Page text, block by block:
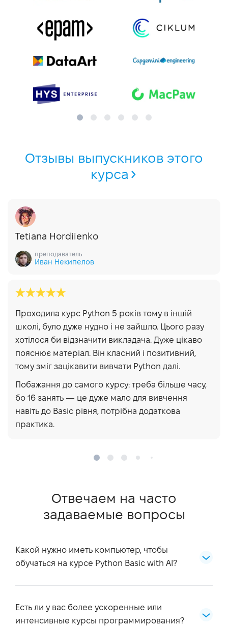
Отзывы выпускников этого
курса
Tetiana Hordiienko
преподаватель
Иван Некипелов
Проходила курс Python 5 років тому в іншій
школі, було дуже нудно і не зайшло. Цього разу
хотілося би відзначити викладача. Дуже цікаво
пояснює матеріал. Він класний і позитивний,
тому зміг зацікавити вивчати Python далі.
Побажання до самого курсу: треба більше часу,
бо 16 занять — це дуже мало для вивчення
навіть до Basic рівня, потрібна додаткова
практика.
Отвечаем на часто
задаваемые вопросы
Какой нужно иметь компьютер, чтобы
обучаться на курсе Python Basic with AI?
Требования к компьютеру для обучения на
Операционная система:
Есть ли у вас более ускоренные или
интенсивные курсы программирования?